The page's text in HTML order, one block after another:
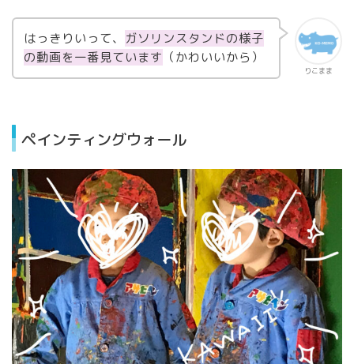
りこまま
はっきりいって、
ガソリンスタンドの様子
の動画を一番見ています （かわいいから）
ペインティングウォール